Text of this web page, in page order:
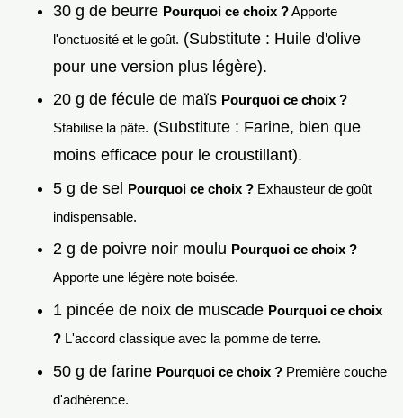
30 g de beurre Pourquoi ce choix ?Apporte
l'onctuosité et le goût. (Substitute : Huile d'olive
pour une version plus légère).
20 g de fécule de maïs Pourquoi ce choix ?
Stabilise la pâte. (Substitute : Farine, bien que
moins efficace pour le croustillant).
5 g de sel Pourquoi ce choix ? Exhausteur de goût
indispensable.
2 g de poivre noir moulu Pourquoi ce choix ?
Apporte une légère note boisée.
1 pincée de noix de muscade Pourquoi ce choix
? L'accord classique avec la pomme de terre.
50 g de farine Pourquoi ce choix ? Première couche
d'adhérence.